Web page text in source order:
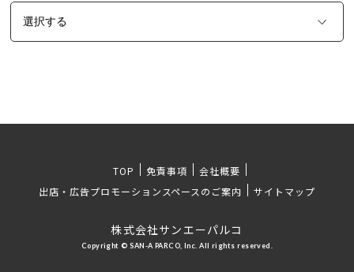
TOP 免責事項
会社概要
出店・広告プロモーションスペースのご案内
サイトマップ
株式会社サンエーパルコ
Copyright © SAN-A PARCO, Inc. All rights reserved.